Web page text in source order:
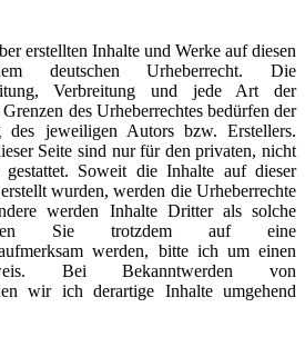
erstellten Inhalte und Werke auf diesen
deutschen Urheberrecht. Die
Verbreitung und jede Art der
des Urheberrechtes bedürfen der
des jeweiligen Autors bzw. Erstellers.
Seite sind nur für den privaten, nicht
gestattet. Soweit die Inhalte auf dieser
wurden, werden die Urheberrechte
werden Inhalte Dritter als solche
Sie trotzdem auf eine
werden, bitte ich um einen
Bei Bekanntwerden von
wir ich derartige Inhalte umgehend